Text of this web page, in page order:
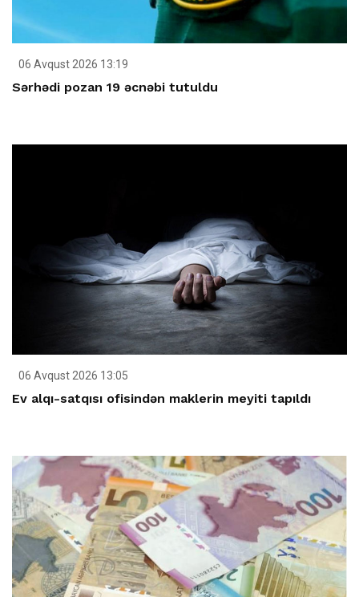
06 Avqust 2026 13:19
Sərhədi pozan 19 əcnəbi tutuldu
06 Avqust 2026 13:05
Ev alqı-satqısı ofisindən maklerin meyiti tapıldı